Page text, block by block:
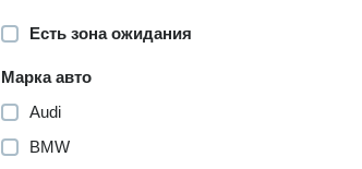
Есть зона ожидания
Марка авто
Audi
BMW